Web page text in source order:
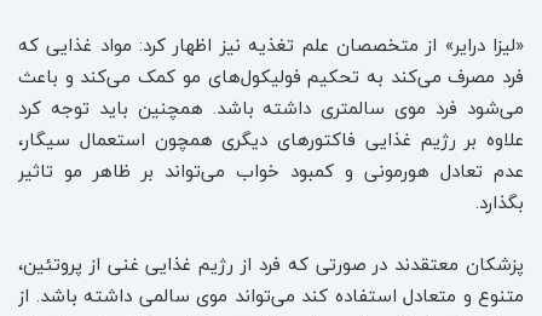
«لیزا درایر» از متخصصان علم تغذیه نیز اظهار کرد: مواد غذایی که
فرد مصرف می‌کند به تحکیم فولیکول‌های مو کمک می‌کند و باعث
می‌شود فرد موی سالمتری داشته باشد. همچنین باید توجه کرد
علاوه بر رژیم غذایی فاکتورهای دیگری همچون استعمال سیگار،
عدم تعادل هورمونی و کمبود خواب می‌تواند بر ظاهر مو تاثیر
بگذارد.
پزشکان معتقدند در صورتی که فرد از رژیم غذایی غنی از پروتئین،
متنوع و متعادل استفاده کند می‌تواند موی سالمی داشته باشد. از